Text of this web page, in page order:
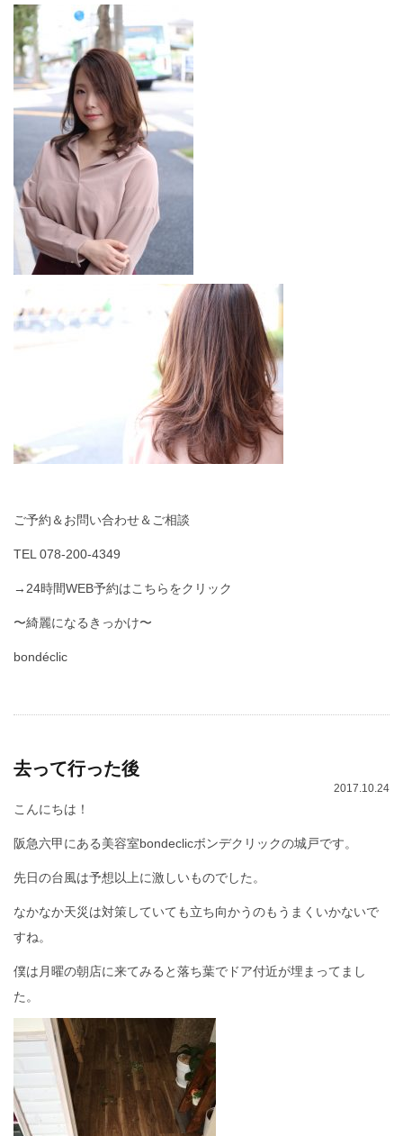
ご予約＆お問い合わせ＆ご相談
TEL 078-200-4349
→24時間WEB予約はこちらをクリック
〜綺麗になるきっかけ〜
bondéclic
去って行った後
2017.10.24
こんにちは！
阪急六甲にある美容室bondeclicボンデクリックの城戸です。
先日の台風は予想以上に激しいものでした。
なかなか天災は対策していても立ち向かうのもうまくいかないで
すね。
僕は月曜の朝店に来てみると落ち葉でドア付近が埋まってまし
た。